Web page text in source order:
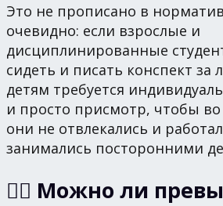
Это не прописано в
очевидно: если взрослые и
дисциплинированные
сидеть и писать конспект за
детям требуется
и просто присмотр, чтобы
они не отвлекались и
занимались посторонними
🙋‍♀️ Можно ли